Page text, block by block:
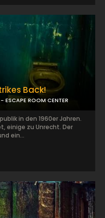
Back!
ESCAPE ROOM CENTER
in den 1960er Jahren.
einige zu Unrecht. Der
ein...